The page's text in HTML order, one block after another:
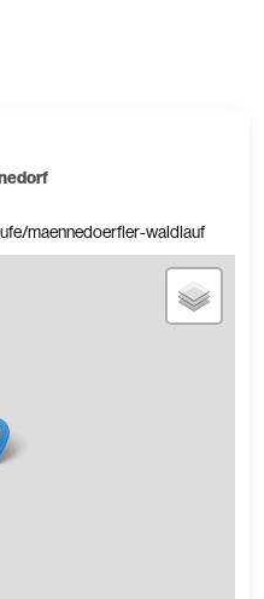
maennedoerfler-waldlauf